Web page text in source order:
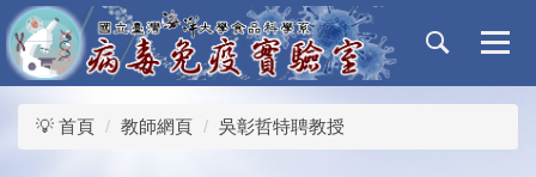
跳
到
主
容
💡 首頁 教師網頁 吳彰哲特聘教授